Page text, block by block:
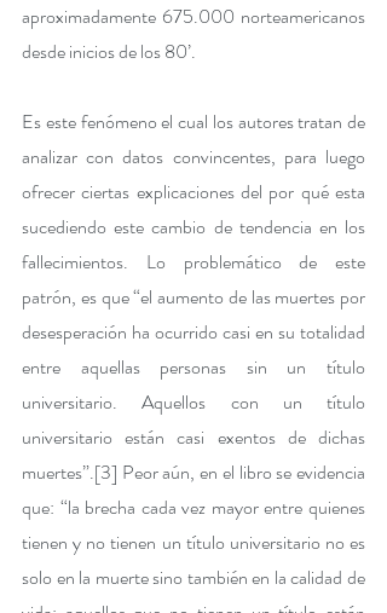
aproximadamente 675.000 norteamericanos
desde inicios de los 80’.
Es este fenómeno el cual los autores tratan de
analizar con datos convincentes, para luego
ofrecer ciertas explicaciones del por qué esta
sucediendo este cambio de tendencia en los
fallecimientos. Lo problemático de este
patrón, es que “el aumento de las muertes por
desesperación ha ocurrido casi en su totalidad
entre aquellas personas sin un título
universitario. Aquellos con un título
universitario están casi exentos de dichas
muertes”.[3] Peor aún, en el libro se evidencia
que: “la brecha cada vez mayor entre quienes
tienen y no tienen un título universitario no es
solo en la muerte sino también en la calidad de